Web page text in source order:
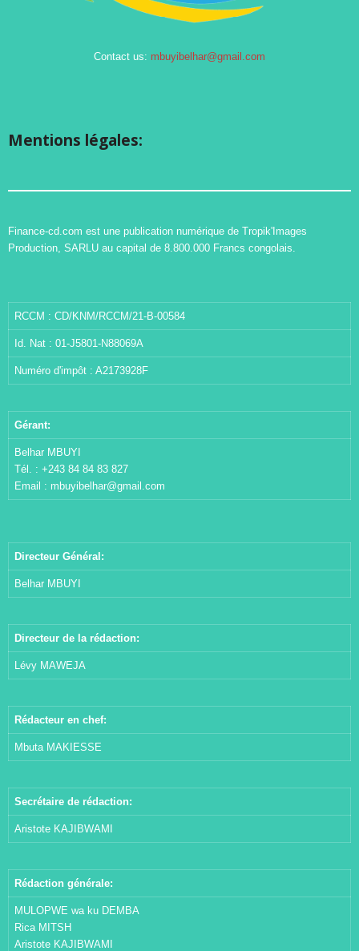
Contact us: mbuyibelhar@gmail.com
Mentions légales:
Finance-cd.com est une publication numérique de Tropik'Images
Production, SARLU au capital de 8.800.000 Francs congolais.
RCCM : CD/KNM/RCCM/21-B-00584
Id. Nat : 01-J5801-N88069A
Numéro d'impôt : A2173928F
Gérant:
Belhar MBUYI
Tél. : +243 84 84 83 827
Email : mbuyibelhar@gmail.com
Directeur Général:
Belhar MBUYI
Directeur de la rédaction:
Lévy MAWEJA
Rédacteur en chef:
Mbuta MAKIESSE
Secrétaire de rédaction:
Aristote KAJIBWAMI
Rédaction générale:
MULOPWE wa ku DEMBA
Rica MITSH
Aristote KAJIBWAMI